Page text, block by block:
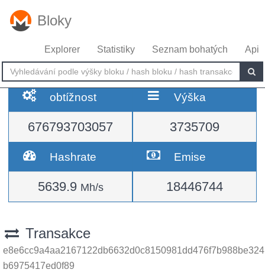
Bloky
Explorer Statistiky Seznam bohatých Api
obtížnost
676793703057
Výška
3735709
Hashrate
5639.9 Mh/s
Emise
18446744
Transakce
e8e6cc9a4aa2167122db6632d0c8150981dd476f7b988be324
b6975417ed0f89